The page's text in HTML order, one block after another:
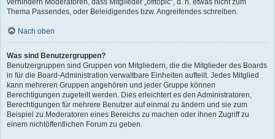
verhindern Moderatoren, dass Mitglieder „offtopic“, d. h. etwas nicht zum
Thema Passendes, oder Beleidigendes bzw. Angreifendes schreiben.
Nach oben
Was sind Benutzergruppen?
Benutzergruppen sind Gruppen von Mitgliedern, die die Mitglieder des Boards
in für die Board-Administration verwaltbare Einheiten aufteilt. Jedes Mitglied
kann mehreren Gruppen angehören und jeder Gruppe können
Berechtigungen zugeteilt werden. Dies erleichtert es den Administratoren,
Berechtigungen für mehrere Benutzer auf einmal zu ändern und sie zum
Beispiel zu Moderatoren eines Bereichs zu machen oder ihnen Zugriff zu
einem nichtöffentlichen Forum zu geben.